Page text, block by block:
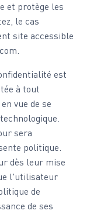
et protège les
le cas
site accessible
est
à tout
vue de se
sera
politique.
dès leur mise
l'utilisateur
de
de ses